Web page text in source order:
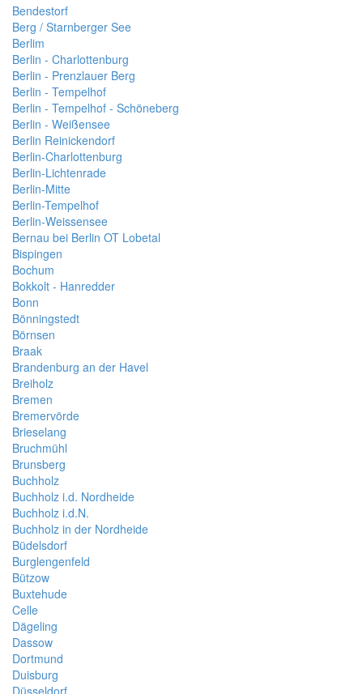
Bendestorf
Berg / Starnberger See
Berlim
Berlin - Charlottenburg
Berlin - Prenzlauer Berg
Berlin - Tempelhof
Berlin - Tempelhof - Schöneberg
Berlin - Weißensee
Berlin Reinickendorf
Berlin-Charlottenburg
Berlin-Lichtenrade
Berlin-Mitte
Berlin-Tempelhof
Berlin-Weissensee
Bernau bei Berlin OT Lobetal
Bispingen
Bochum
Bokkolt - Hanredder
Bonn
Bönningstedt
Börnsen
Braak
Brandenburg an der Havel
Breiholz
Bremen
Bremervörde
Brieselang
Bruchmühl
Brunsberg
Buchholz
Buchholz i.d. Nordheide
Buchholz i.d.N.
Buchholz in der Nordheide
Büdelsdorf
Burglengenfeld
Bützow
Buxtehude
Celle
Dägeling
Dassow
Dortmund
Duisburg